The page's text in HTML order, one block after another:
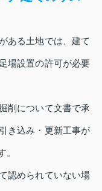
ある土地では、建て
場設置の許可が必要
削について文書で承
き込み・更新工事が
。
認められていない場